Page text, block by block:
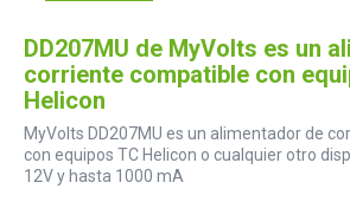
DD207MU de MyVolts es un
corriente compatible con
Helicon
MyVolts DD207MU es un alimentador de
con equipos TC Helicon o cualquier otro
12V y hasta 1000 mA